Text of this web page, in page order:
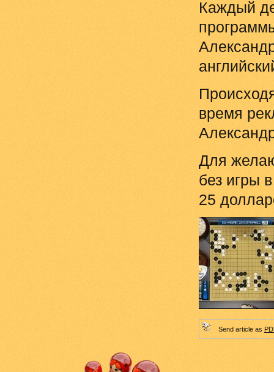
Каждый
время
Для
без игры
25
Send article as